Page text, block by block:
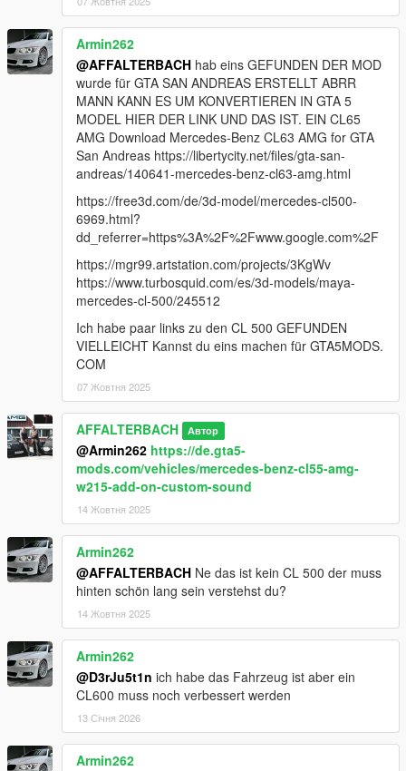
Armin262
@AFFALTERBACH hab eins GEFUNDEN DER MOD
wurde für GTA SAN ANDREAS ERSTELLT ABRR
MANN KANN ES UM KONVERTIEREN IN GTA 5
MODEL HIER DER LINK UND DAS IST. EIN CL65
AMG Download Mercedes-Benz CL63 AMG for GTA
San Andreas https://libertycity.net/files/gta-san-
andreas/140641-mercedes-benz-cl63-amg.html
https://free3d.com/de/3d-model/mercedes-cl500-
6969.html?
dd_referrer=https%3A%2F%2Fwww.google.com%2F
https://mgr99.artstation.com/projects/3KgWv
https://www.turbosquid.com/es/3d-models/maya-
mercedes-cl-500/245512
Ich habe paar links zu den CL 500 GEFUNDEN
VIELLEICHT Kannst du eins machen für GTA5MODS.
COM
07 Жовтня 2025
AFFALTERBACH Автор
@Armin262 https://de.gta5-
mods.com/vehicles/mercedes-benz-cl55-amg-
w215-add-on-custom-sound
14 Жовтня 2025
Armin262
@AFFALTERBACH Ne das ist kein CL 500 der muss
hinten schön lang sein verstehst du?
14 Жовтня 2025
Armin262
@D3rJu5t1n ich habe das Fahrzeug ist aber ein
CL600 muss noch verbessert werden
13 Січня 2026
Armin262